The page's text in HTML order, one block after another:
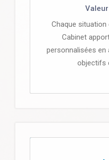
Chaque situation
Cabinet
personnalisées en
objectifs